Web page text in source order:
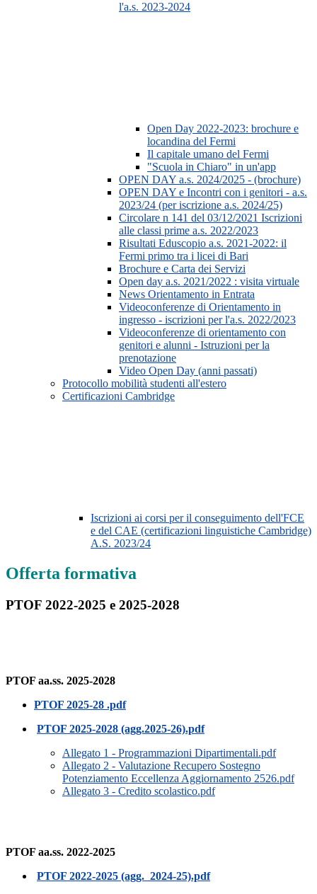
l'a.s. 2023-2024
Open Day 2022-2023: brochure e
locandina del Fermi
Il capitale umano del Fermi
"Scuola in Chiaro" in un'app
OPEN DAY a.s. 2024/2025 - (brochure)
OPEN DAY e Incontri con i genitori - a.s.
2023/24 (per iscrizione a.s. 2024/25)
Circolare n 141 del 03/12/2021 Iscrizioni
alle classi prime a.s. 2022/2023
Risultati Eduscopio a.s. 2021-2022: il
Fermi primo tra i licei di Bari
Brochure e Carta dei Servizi
Open day a.s. 2021/2022 : visita virtuale
News Orientamento in Entrata
Videoconferenze di Orientamento in
ingresso - iscrizioni per l'a.s. 2022/2023
Videoconferenze di orientamento con
genitori e alunni - Istruzioni per la
prenotazione
Video Open Day (anni passati)
Protocollo mobilità studenti all'estero
Certificazioni Cambridge
Iscrizioni ai corsi per il conseguimento dell'FCE
e del CAE (certificazioni linguistiche Cambridge)
A.S. 2023/24
Offerta formativa
PTOF 2022-2025 e 2025-2028
PTOF aa.ss. 2025-2028
PTOF 2025-28 .pdf
PTOF 2025-2028 (agg.2025-26).pdf
Allegato 1 - Programmazioni Dipartimentali.pdf
Allegato 2 - Valutazione Recupero Sostegno
Potenziamento Eccellenza Aggiornamento 2526.pdf
Allegato 3 - Credito scolastico.pdf
PTOF aa.ss. 2022-2025
PTOF 2022-2025 (agg. 2024-25).pdf